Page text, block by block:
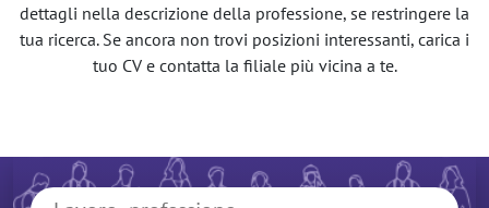
dettagli nella descrizione della professione, se restringere la
tua ricerca. Se ancora non trovi posizioni interessanti, carica i
tuo CV e contatta la filiale più vicina a te.